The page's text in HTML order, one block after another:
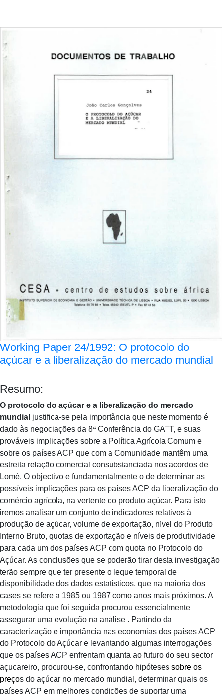
Working Paper 24/1992: O protocolo do
açúcar e a liberalização do mercado mundial
Resumo:
O protocolo do açúcar e a liberalização do mercado
mundial justifica-se pela importância que neste momento é
dado às negociações da 8ª Conferência do GATT, e suas
prováveis implicações sobre a Política Agrícola Comum e
sobre os países ACP que com a Comunidade mantêm uma
estreita relação comercial consubstanciada nos acordos de
Lomé. O objectivo e fundamentalmente o de determinar as
possíveis implicações para os países ACP da liberalização do
comércio agrícola, na vertente do produto açúcar. Para isto
iremos analisar um conjunto de indicadores relativos à
produção de açúcar, volume de exportação, nível do Produto
Interno Bruto, quotas de exportação e níveis de produtividade
para cada um dos países ACP com quota no Protocolo do
Açúcar. As conclusões que se poderão tirar desta investigação
terão sempre que ter presente o leque temporal de
disponibilidade dos dados estatísticos, que na maioria dos
cases se refere a 1985 ou 1987 como anos mais próximos. A
metodologia que foi seguida procurou essencialmente
assegurar uma evolução na análise . Partindo da
caracterização e importância nas economias dos países ACP
do Protocolo do Açúcar e levantando algumas interrogações
que os países ACP enfrentam quanta ao futuro do seu sector
açucareiro, procurou-se, confrontando hipóteses sobre os
preços do açúcar no mercado mundial, determinar quais os
países ACP em melhores condições de suportar uma